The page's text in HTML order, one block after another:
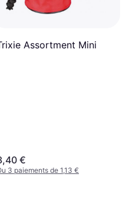
Assortment Mini
€
3 paiements de 1,13 €